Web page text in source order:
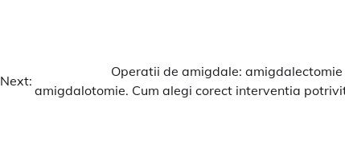
Next:
Operatii de amigdale: amigdalectomie
amigdalotomie. Cum alegi corect interventia